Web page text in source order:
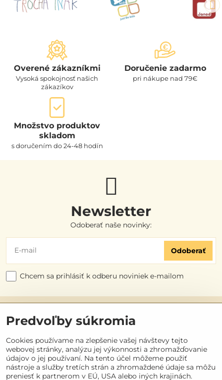
Overené zákazníkmi
Vysoká spokojnosť našich
zákazíkov
Doručenie zadarmo
pri nákupe nad 79€
Množstvo produktov
skladom
s doručením do 24-48 hodín
Newsletter
Odoberať naše novinky:
Odoberať
Chcem sa prihlásiť k odberu noviniek e-mailom
Užitočné odkazy
Objednávky
Kontakt
Predvoľby súkromia
Cookies používame na zlepšenie vašej návštevy tejto
webovej stránky, analýzu jej výkonnosti a zhromažďovanie
údajov o jej používaní. Na tento účel môžeme použiť
nástroje a služby tretích strán a zhromaždené údaje sa môžu
preniesť k partnerom v EÚ, USA alebo iných krajinách.